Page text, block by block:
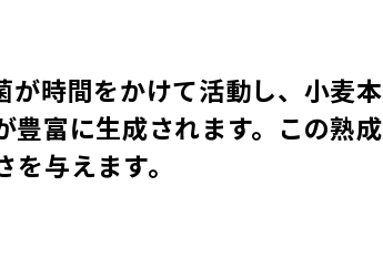
時間をかけて活動し、小麦本
豊富に生成されます。この熟成
与えます。